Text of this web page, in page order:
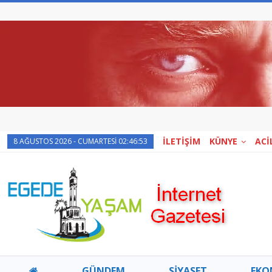
8 AĞUSTOS 2026 - CUMARTESI 02:46:53 İLETİŞİM KÜNYE